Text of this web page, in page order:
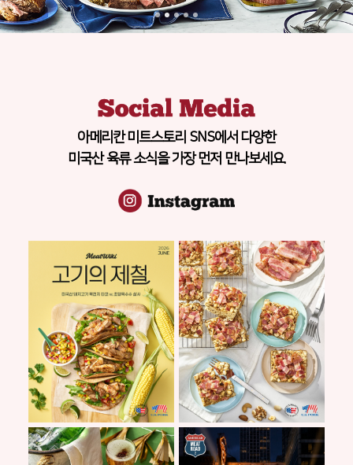
아메리칸 미트스토리 SNS에서 다양한
미국산 육류 소식을 가장 먼저 만나보세요.